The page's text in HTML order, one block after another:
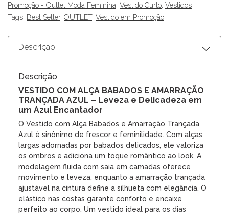
Promoção - Outlet Moda Feminina, Vestido Curto, Vestidos
Tags: Best Seller, OUTLET, Vestido em Promoção
Descrição
Descrição
VESTIDO COM ALÇA BABADOS E AMARRAÇÃO
TRANÇADA AZUL – Leveza e Delicadeza em
um Azul Encantador
O Vestido com Alça Babados e Amarração Trançada
Azul é sinônimo de frescor e feminilidade. Com alças
largas adornadas por babados delicados, ele valoriza
os ombros e adiciona um toque romântico ao look. A
modelagem fluida com saia em camadas oferece
movimento e leveza, enquanto a amarração trançada
ajustável na cintura define a silhueta com elegância. O
elástico nas costas garante conforto e encaixe
perfeito ao corpo. Um vestido ideal para os dias